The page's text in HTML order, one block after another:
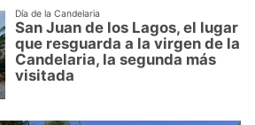
Día de la Candelaria
San Juan de los Lagos, el lugar
que resguarda a la virgen de la
Candelaria, la segunda más
visitada